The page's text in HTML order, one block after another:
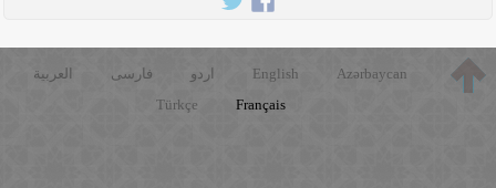
العربية فارسی اردو English
Azərbaycan
Türkçe
Français